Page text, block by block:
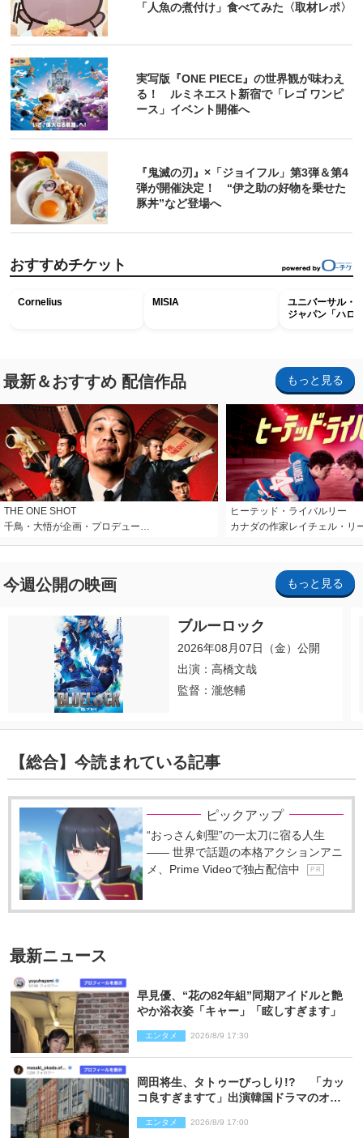
「人魚の煮付け」食べてみた〈取材レポ〉
実写版『ONE PIECE』の世界観が味わえ
る！ ルミネエスト新宿で「レゴ ワンピ
ース」イベント開催へ
『鬼滅の刃』×「ジョイフル」第3弾＆第4
弾が開催決定！ “伊之助の好物を乗せた
豚丼”など登場へ
おすすめチケット
Cornelius MISIA
ユニバーサル・
ジャパン「ハロ
最新＆おすすめ 配信作品 もっと見る
THE ONE SHOT
千鳥・大悟が企画・プロデュー…
ヒーテッド・ライバルリー
カナダの作家レイチェル・リ
今週公開の映画 もっと見る
ブルーロック
2026年08月07日（金）公開
出演：高橋文哉
監督：瀧悠輔
【総合】今読まれている記事
ピックアップ
“おっさん剣聖”の一太刀に宿る人生
―― 世界で話題の本格アクションアニ
メ、Prime Videoで独占配信中
P R
最新ニュース
早見優、“花の82年組”同期アイドルと艶
やか浴衣姿「キャー」「眩しすぎます」
エンタメ 2026/8/9 17:30
岡田将生、タトゥーびっしり!? 「カッ
コ良すぎますて」出演韓国ドラマのオフ
エンタメ 2026/8/9 17:00